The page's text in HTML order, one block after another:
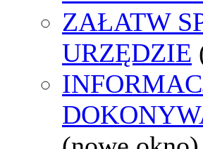
ZAŁATW
URZĘDZIE